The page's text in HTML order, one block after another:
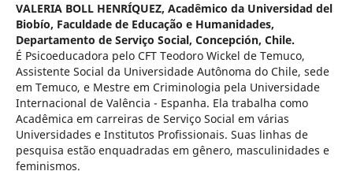
VALERIA BOLL HENRÍQUEZ, Acadêmico da Universidad del
Biobío, Faculdade de Educação e Humanidades,
Departamento de Serviço Social, Concepción, Chile.
É Psicoeducadora pelo CFT Teodoro Wickel de Temuco,
Assistente Social da Universidade Autônoma do Chile, sede
em Temuco, e Mestre em Criminologia pela Universidade
Internacional de Valência - Espanha. Ela trabalha como
Acadêmica em carreiras de Serviço Social em várias
Universidades e Institutos Profissionais. Suas linhas de
pesquisa estão enquadradas em gênero, masculinidades e
feminismos.